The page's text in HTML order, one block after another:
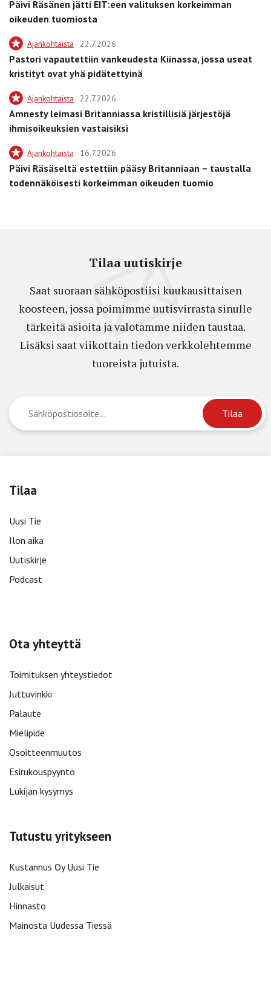
Päivi Räsänen jätti EIT:een valituksen korkeimman
oikeuden tuomiosta
Ajankohtaista 22.7.2026
Pastori vapautettiin vankeudesta Kiinassa, jossa useat
kristityt ovat yhä pidätettyinä
Ajankohtaista 22.7.2026
Amnesty leimasi Britanniassa kristillisiä järjestöjä
ihmisoikeuksien vastaisiksi
Ajankohtaista 16.7.2026
Päivi Räsäseltä estettiin pääsy Britanniaan – taustalla
todennäköisesti korkeimman oikeuden tuomio
Tilaa uutiskirje
Saat suoraan sähköpostiisi kuukausittaisen
koosteen, jossa poimimme uutisvirrasta sinulle
tärkeitä asioita ja valotamme niiden taustaa.
Lisäksi saat viikottain tiedon verkkolehtemme
tuoreista jutuista.
Tilaa
Uusi Tie
Ilon aika
Uutiskirje
Podcast
Ota yhteyttä
Toimituksen yhteystiedot
Juttuvinkki
Palaute
Mielipide
Osoitteenmuutos
Esirukouspyyntö
Lukijan kysymys
Tutustu yritykseen
Kustannus Oy Uusi Tie
Julkaisut
Hinnasto
Mainosta Uudessa Tiessä